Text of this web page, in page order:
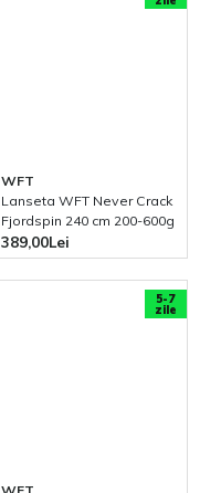
WFT
Lanseta WFT Never Crack
Fjordspin 240 cm 200-600g
389,00Lei
5-7
zile